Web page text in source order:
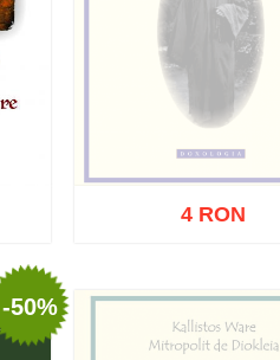
4 RON
-50%